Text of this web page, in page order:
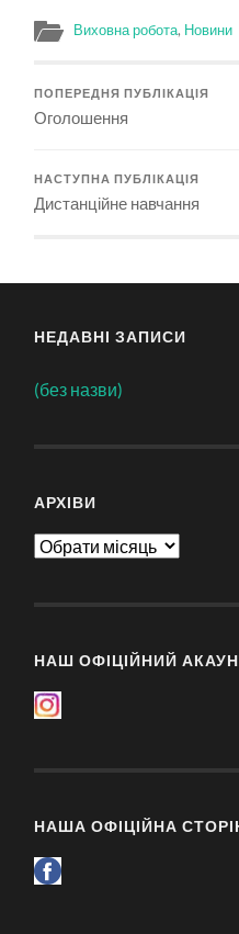
Виховна робота, Новини
ПОПЕРЕДНЯ ПУБЛІКАЦІЯ
Оголошення
НАСТУПНА ПУБЛІКАЦІЯ
Дистанційне навчання
НЕДАВНІ ЗАПИСИ
(без назви)
АРХІВИ
Архіви
НАШ ОФІЦІЙНИЙ
НАША ОФІЦІЙНА